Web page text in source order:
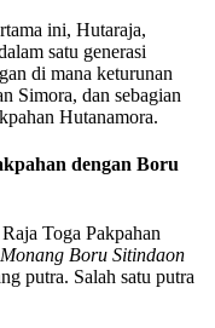
ini, Hutaraja,
satu generasi
di mana keturunan
Simora, dan sebagian
Hutanamora.
dengan Boru
Toga Pakpahan
Boru Sitindaon
putra. Salah satu putra